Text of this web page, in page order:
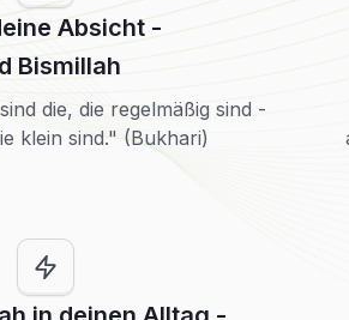
Absicht -
Bismillah
die, die regelmäßig sind -
klein sind." (Bukhari)